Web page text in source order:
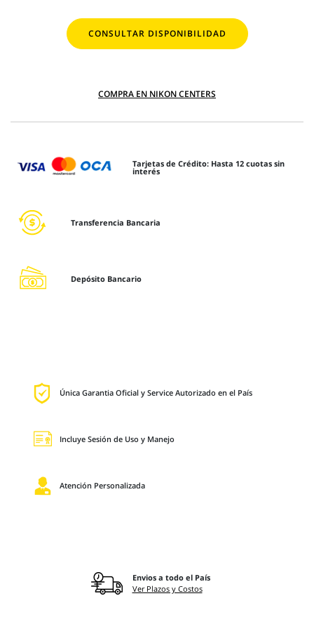
CONSULTAR DISPONIBILIDAD
COMPRA EN NIKON CENTERS
Tarjetas de Crédito: Hasta 12 cuotas sin
interés
Transferencia Bancaria
Depósito Bancario
Única Garantia Oficial y Service Autorizado en el País
Incluye Sesión de Uso y Manejo
Atención Personalizada
Envios a todo el País
Ver Plazos y Costos